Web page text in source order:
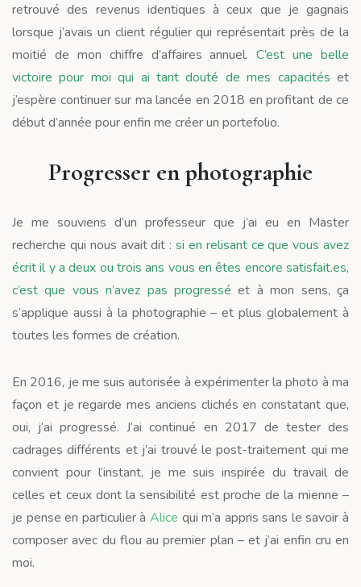
retrouvé des revenus identiques à ceux que je gagnais
lorsque j’avais un client régulier qui représentait près de la
moitié de mon chiffre d’affaires annuel.C’est une belle
victoire pour moi qui ai tant douté de mes capacités et
j’espère continuer sur ma lancée en 2018 en profitant de ce
début d’année pour enfin me créer un portefolio.
Progresser en photographie
Je me souviens d’un professeur que j’ai eu en Master
recherche qui nous avait dit : si en relisant ce que vous avez
écrit il y a deux ou trois ans vous en êtes encore satisfait.es,
c’est que vous n’avez pas progressé et à mon sens, ça
s’applique aussi à la photographie – et plus globalement à
toutes les formes de création.
En 2016, je me suis autorisée à expérimenter la photo à ma
façon et je regarde mes anciens clichés en constatant que,
oui, j’ai progressé. J’ai continué en 2017 de tester des
cadrages différents et j’ai trouvé le post-traitement qui me
convient pour l’instant, je me suis inspirée du travail de
celles et ceux dont la sensibilité est proche de la mienne –
je pense en particulier à Alice qui m’a appris sans le savoir à
composer avec du flou au premier plan – et j’ai enfin cru en
moi.